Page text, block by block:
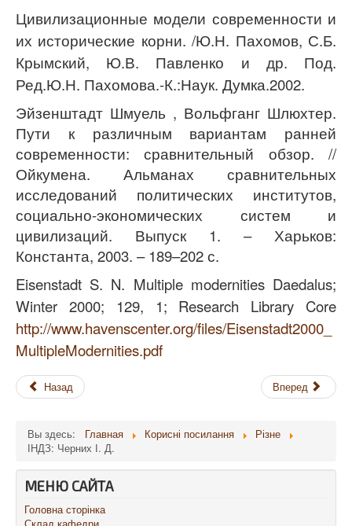
Цивилизационные модели современности и
их исторические корни./Ю.Н. Пахомов, С.Б.
Крымский, Ю.В. Павленко и др. Под.
Ред.Ю.Н. Пахомова.-К.:Наук. Думка.2002.
Эйзенштадт Шмуель , Вольфганг Шлюхтер.
Пути к различным вариантам ранней
современности: сравнительный обзор. //
Ойкумена. Альманах сравнительных
исследований политических институтов,
социально-экономических систем и
цивилизаций. Выпуск 1. – Харьков:
Константа, 2003. – 189–202 с.
Eisenstadt S. N. Multiple modernities Daedalus;
Winter 2000; 129, 1; Research Library Core
http://www.havenscenter.org/files/Eisenstadt2000_
MultipleModernities.pdf
Назад Вперед
Вы здесь: Главная Корисні посилання
Різне
ІНДЗ: Черних І. Д.
МЕНЮ САЙТА
Головна сторінка